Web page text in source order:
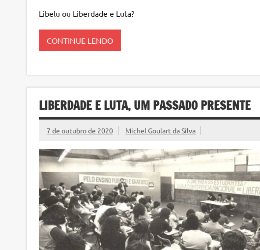
Libelu ou Liberdade e Luta?
CONTINUE LENDO
LIBERDADE E LUTA, UM PASSADO PRESENTE
7 de outubro de 2020 Michel Goulart da Silva